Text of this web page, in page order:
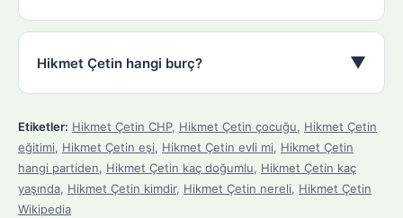
Hikmet Çetin hangi burç? ▼
Etiketler: Hikmet Çetin CHP, Hikmet Çetin çocuğu, Hikmet Çetin
eğitimi, Hikmet Çetin eşi, Hikmet Çetin evli mi, Hikmet Çetin
hangi partiden, Hikmet Çetin kaç doğumlu, Hikmet Çetin kaç
yaşında, Hikmet Çetin kimdir, Hikmet Çetin nereli, Hikmet Çetin
Wikipedia